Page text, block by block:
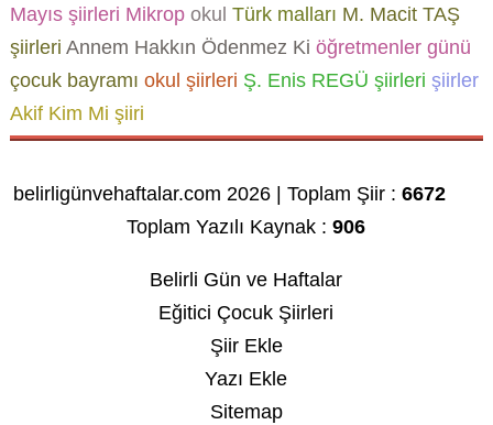
Mayıs şiirleri Mikrop okul Türk malları M. Macit TAŞ
şiirleri Annem Hakkın Ödenmez Ki öğretmenler günü
çocuk bayramı okul şiirleri Ş. Enis REGÜ şiirleri şiirler
Akif Kim Mi şiiri
belirligünvehaftalar.com 2026 | Toplam Şiir :6672
Toplam Yazılı Kaynak :906
Belirli Gün ve Haftalar
Eğitici Çocuk Şiirleri
Şiir Ekle
Yazı Ekle
Sitemap